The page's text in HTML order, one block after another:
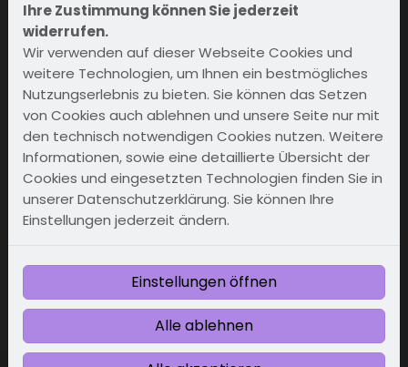
Ihre Zustimmung können Sie jederzeit
widerrufen.
Wir verwenden auf dieser Webseite Cookies und
weitere Technologien, um Ihnen ein bestmögliches
Nutzungserlebnis zu bieten. Sie können das Setzen
von Cookies auch ablehnen und unsere Seite nur mit
den technisch notwendigen Cookies nutzen. Weitere
Informationen, sowie eine detaillierte Übersicht der
Cookies und eingesetzten Technologien finden Sie in
unserer Datenschutzerklärung. Sie können Ihre
Einstellungen jederzeit ändern.
Einstellungen öffnen
Alle ablehnen